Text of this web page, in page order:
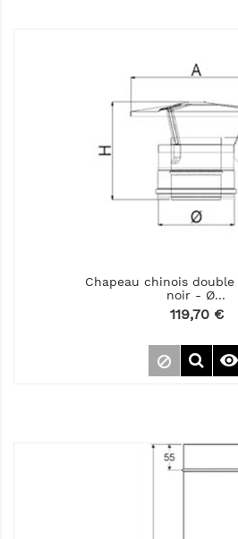
Chapeau chinois
noir - Ø...
Prix
119,70 €
